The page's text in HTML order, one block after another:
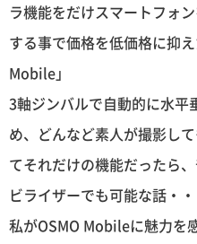
ラ機能をだけスマートフォ
する事で価格を低価格に抑
Mobile」
3軸ジンバルで自動的に水平
め、どんなど素人が撮影し
てそれだけの機能だったら
ビライザーでも可能な話・・
私がOSMO Mobileに魅力を